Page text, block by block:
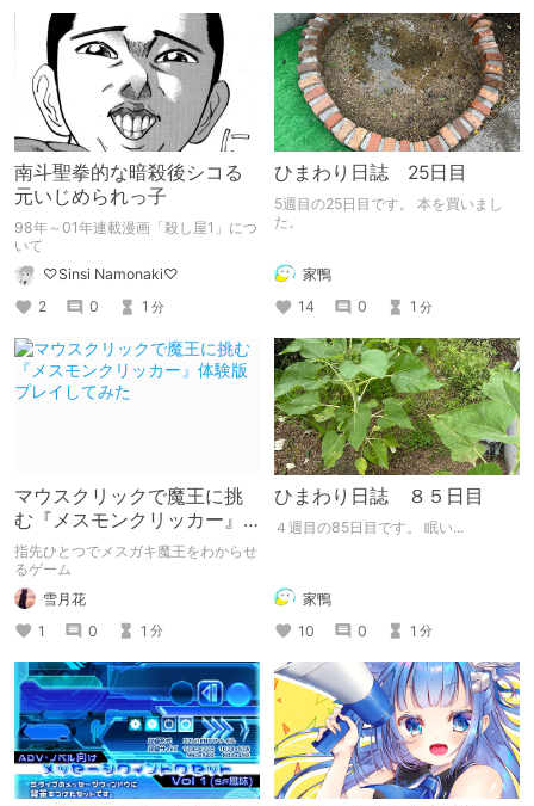
南斗聖拳的な暗殺後シコる
元いじめられっ子
98年～01年連載漫画「殺し屋1」につ
いて
♡Sinsi Namonaki♡
2
0 1 分
ひまわり日誌 25日目
5週目の25日目です。 本を買いまし
た。
家鴨
14
0 1 分
マウスクリックで魔王に挑
む『メスモンクリッカー』
体験版プレイしてみた
指先ひとつでメスガキ魔王をわからせ
るゲーム
雪月花
1
0 1 分
ひまわり日誌 ８５日目
４週目の85日目です。 眠い...
家鴨
10
0 1 分